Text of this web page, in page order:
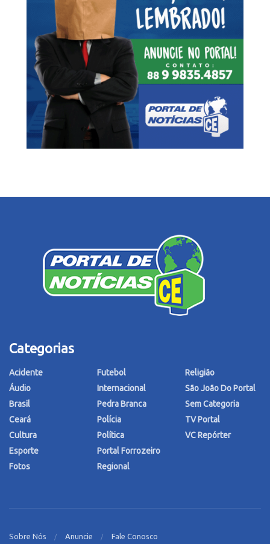
Categorias
Acidente
Áudio
Brasil
Ceará
Cultura
Esporte
Fotos
Futebol
Internacional
Pedra Branca
Polícia
Política
Portal Forrozeiro
Regional
Religião
São João Do Portal
Sem Categoria
TV Portal
VC Repórter
Sobre Nós Anuncie Fale Conosco